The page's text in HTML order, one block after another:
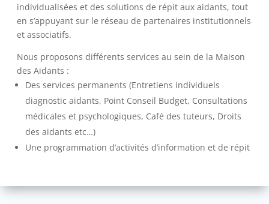
individualisées et des solutions de répit aux aidants, tout
en s’appuyant sur le réseau de partenaires institutionnels
et associatifs.
Nous proposons différents services au sein de la Maison
des Aidants :
Des services permanents (Entretiens individuels
diagnostic aidants, Point Conseil Budget, Consultations
médicales et psychologiques, Café des tuteurs, Droits
des aidants etc…)
Une programmation d’activités d’information et de répit